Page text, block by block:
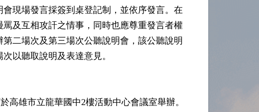
現場發言採簽到桌登記制，並依序發言。在
及互相攻訐之情事，同時也應尊重發言者權
二場次及第三場次公聽說明會，該公聽說明
以聽取說明及表達意見。
高雄市立龍華國中2樓活動中心會議室舉辦。